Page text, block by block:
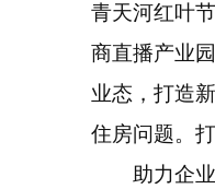
青天河红叶
商直播产业
业态，打造
住房问题。
助力企业蓬